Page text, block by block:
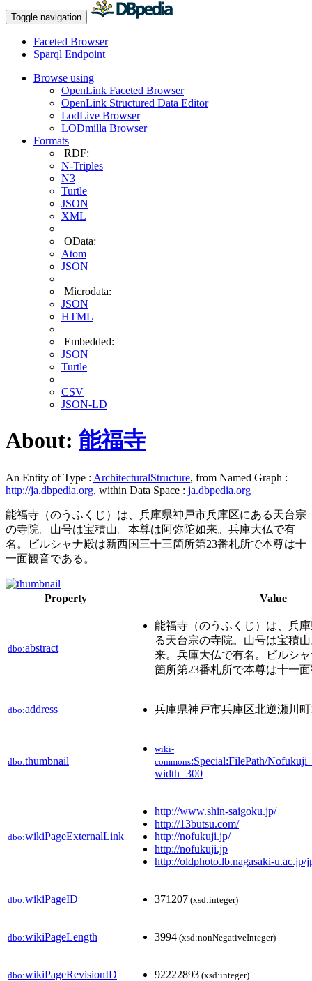
Toggle navigation
Faceted Browser
Sparql Endpoint
Browse using
OpenLink Faceted Browser
OpenLink Structured Data Editor
LodLive Browser
LODmilla Browser
Formats
RDF:
N-Triples
N3
Turtle
JSON
XML
OData:
Atom
JSON
Microdata:
JSON
HTML
Embedded:
JSON
Turtle
CSV
JSON-LD
About: 能福寺
An Entity of Type : ArchitecturalStructure, from Named Graph :
http://ja.dbpedia.org, within Data Space : ja.dbpedia.org
能福寺（のうふくじ）は、兵庫県神戸市兵庫区にある天台宗
の寺院。山号は宝積山。本尊は阿弥陀如来。兵庫大仏で有
名。ビルシャナ殿は新西国三十三箇所第23番札所で本尊は十
一面観音である。
Property Value
dbo:abstract
能福寺（のうふくじ）は、兵
る天台宗の寺院。山号は宝積
来。兵庫大仏で有名。ビルシ
箇所第23番札所で本尊は十一
dbo:address 兵庫県神戸市兵庫区北逆瀬川町
dbo:thumbnail
wiki-
commons:Special:FilePath/
width=300
dbo:wikiPageExternalLink
http://www.shin-saigoku.jp/
http://13butsu.com/
http://nofukuji.jp/
http://nofukuji.jp
http://oldphoto.lb.nagasaki-u.ac.jp/
dbo:wikiPageID 371207 (xsd:integer)
dbo:wikiPageLength 3994 (xsd:nonNegativeInteger)
dbo:wikiPageRevisionID 92222893 (xsd:integer)